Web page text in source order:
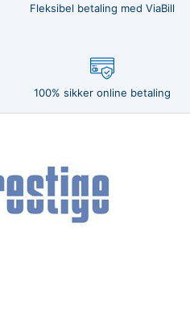
Fleksibel betaling med ViaBill
100% sikker online betaling